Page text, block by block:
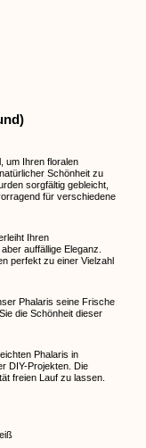
um Ihren floralen
Schönheit zu
sorgfältig gebleicht,
für verschiedene
Ihren
auffällige Eleganz.
perfekt zu einer Vielzahl
Phalaris seine Frische
die Schönheit dieser
Phalaris in
DIY-Projekten. Die
freien Lauf zu lassen.